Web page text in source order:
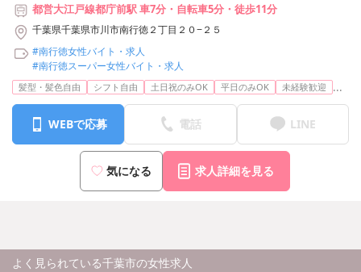
都営大江戸線都庁前駅 車7分・自転車5分・徒歩11分
千葉県千葉県市川市南行徳２丁目２０−２５
#南行徳女性バイト・求人
#南行徳スーパー女性バイト・求人
髪型・髪色自由 シフト自由 土日祝のみOK 平日のみOK 未経験歓迎 ...
WEBで応募 電話 LINE
気になる 求人詳細を見る
よく見られている千葉市の女性求人